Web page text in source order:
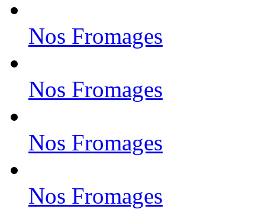
Nos Fromages
Nos Fromages
Nos Fromages
Nos Fromages